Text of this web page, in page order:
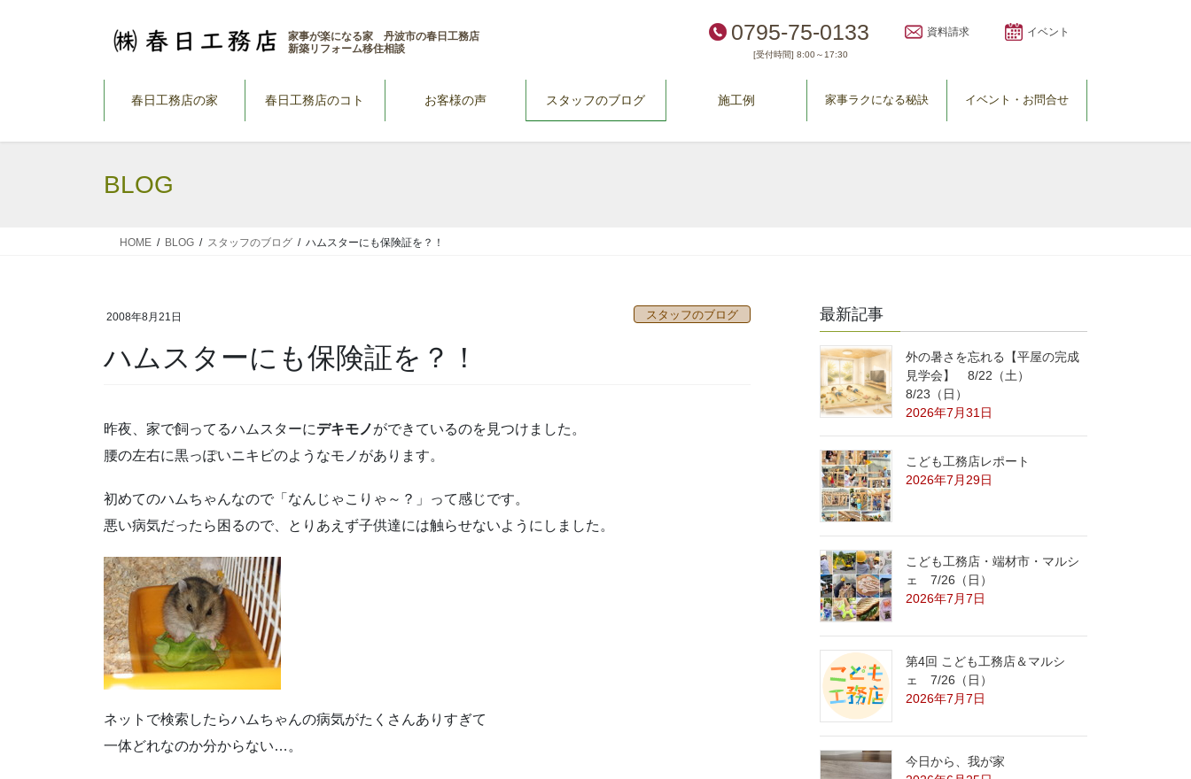
家事が楽になる家 丹波市の春日工務店
新築リフォーム移住相談
0795-75-0133
[受付時間] 8:00～17:30
資料請求 イベント
春日工務店の家 春日工務店のコト お客様の声 スタッフのブログ 施工例 家事ラクになる秘訣 イベント・お問合せ
BLOG
HOME BLOG スタッフのブログ ハムスターにも保険証を？！
2008年8月21日 スタッフのブログ
ハムスターにも保険証を？！
昨夜、家で飼ってるハムスターにデキモノができているのを見つけました。
腰の左右に黒っぽいニキビのようなモノがあります。
初めてのハムちゃんなので「なんじゃこりゃ～？」って感じです。
悪い病気だったら困るので、とりあえず子供達には触らせないようにしました。
ネットで検索したらハムちゃんの病気がたくさんありすぎて
一体どれなのか分からない…。
最新記事
外の暑さを忘れる【平屋の完成
見学会】 8/22（土）
8/23（日）
2026年7月31日
こども工務店レポート
2026年7月29日
こども工務店・端材市・マルシ
ェ 7/26（日）
2026年7月7日
第4回 こども工務店＆マルシ
ェ 7/26（日）
2026年7月7日
今日から、我が家